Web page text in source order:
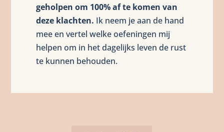
geholpen om 100% af te komen van
deze klachten. Ik neem je aan de hand
mee en vertel welke oefeningen mij
helpen om in het dagelijks leven de rust
te kunnen behouden.